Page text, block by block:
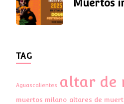
Muertos
TAG
Aguascalientes altar de
muertos milano altares de